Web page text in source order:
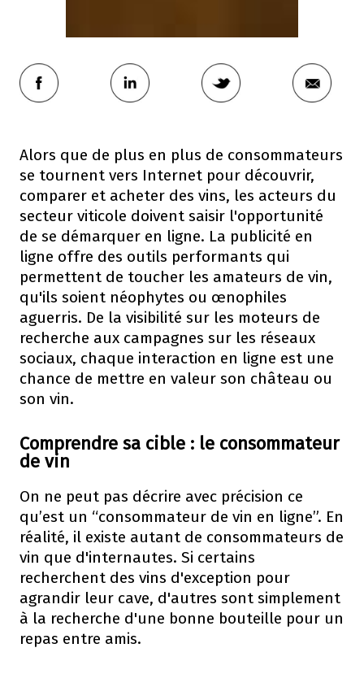
Alors que de plus en plus de consommateurs
se tournent vers Internet pour découvrir,
comparer et acheter des vins, les acteurs du
secteur viticole doivent saisir l'opportunité
de se démarquer en ligne. La publicité en
ligne offre des outils performants qui
permettent de toucher les amateurs de vin,
qu'ils soient néophytes ou œnophiles
aguerris. De la visibilité sur les moteurs de
recherche aux campagnes sur les réseaux
sociaux, chaque interaction en ligne est une
chance de mettre en valeur son château ou
son vin.
Comprendre sa cible : le consommateur
de vin
On ne peut pas décrire avec précision ce
qu’est un “consommateur de vin en ligne”. En
réalité, il existe autant de consommateurs de
vin que d'internautes. Si certains
recherchent des vins d'exception pour
agrandir leur cave, d'autres sont simplement
à la recherche d'une bonne bouteille pour un
repas entre amis.